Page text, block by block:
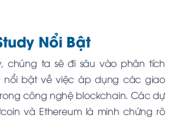
Nổi Bật
chúng ta sẽ đi sâu vào phân tích
nổi bật về việc áp dụng các giao
công nghệ blockchain. Các dự
và Ethereum là minh chứng rõ